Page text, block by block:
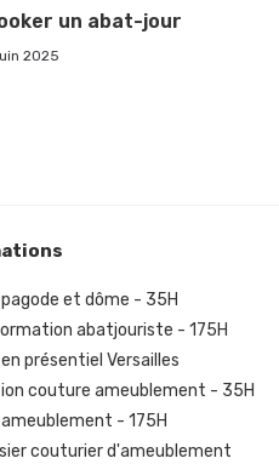
un abat-jour
2025
et dôme - 35H
abatjouriste - 175H
présentiel Versailles
couture ameublement - 35H
- 175H
couturier d'ameublement